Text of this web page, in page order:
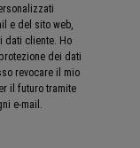
e del sito web,
dati cliente. Ho
dei dati
revocare il mio
il futuro tramite
e-mail.